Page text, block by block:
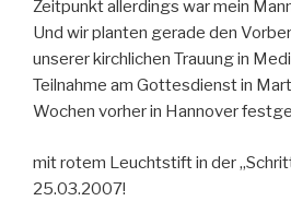
Zeitpunkt allerdings war mein
Und wir planten gerade den
unserer kirchlichen Trauung in
Teilnahme am Gottesdienst in
Wochen vorher in Hannover
mit rotem Leuchtstift in der
25.03.2007!